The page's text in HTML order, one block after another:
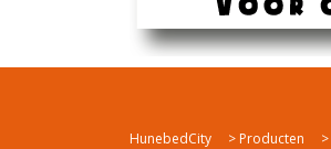
HunebedCity > Producten >